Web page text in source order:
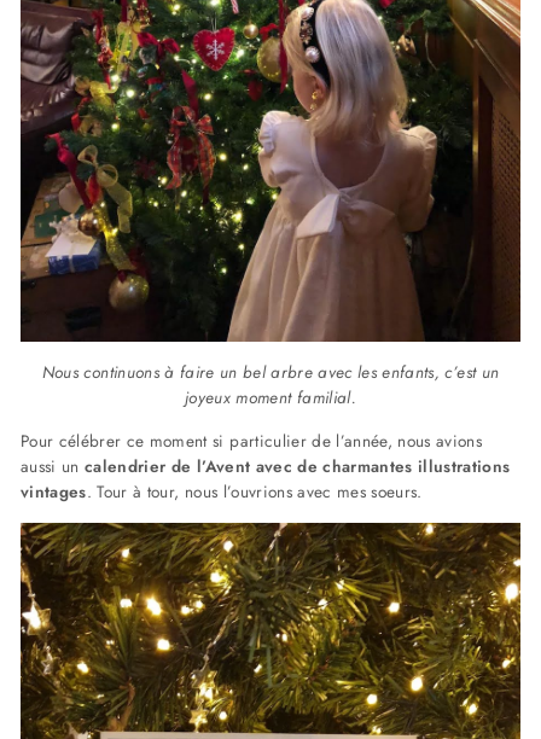
Nous continuons à faire un bel arbre avec les enfants, c’est un
joyeux moment familial.
Pour célébrer ce moment si particulier de l’année, nous avions
aussi uncalendrier de l’Avent avec de charmantes illustrations
vintages. Tour à tour, nous l’ouvrions avec mes soeurs.